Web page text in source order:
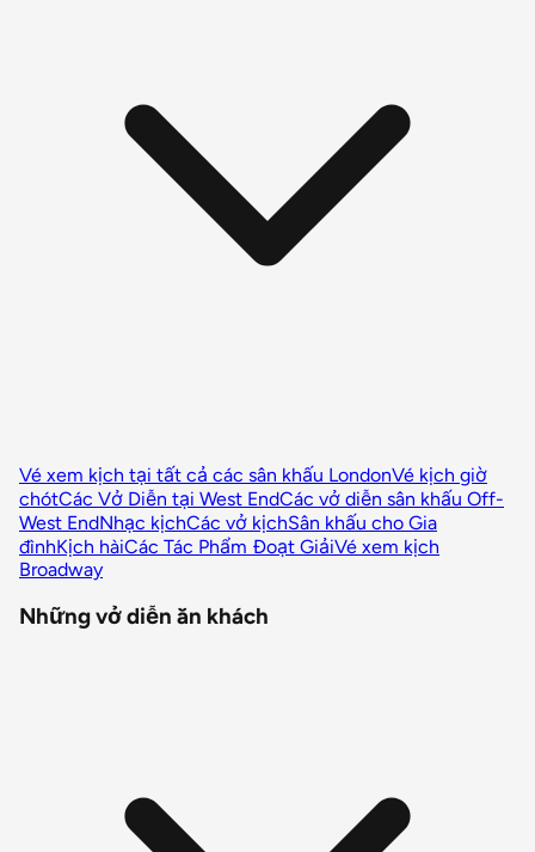
Vé xem kịch tại tất cả các sân khấu LondonVé kịch giờ
chótCác Vở Diễn tại West EndCác vở diễn sân khấu Off-
West EndNhạc kịchCác vở kịchSân khấu cho Gia
đìnhKịch hàiCác Tác Phẩm Đoạt GiảiVé xem kịch
Broadway
Những vở diễn ăn khách